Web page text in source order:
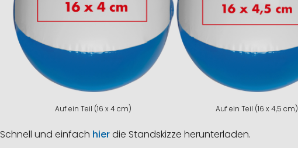
Auf ein Teil (16 x 4 cm) Auf ein Teil (16 x 4,5 cm)
Schnell und einfach hierdie Standskizze herunterladen.